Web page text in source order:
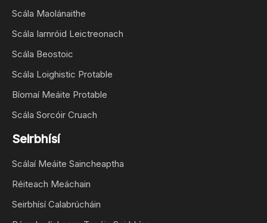
Scála Maolánaithe
Scála Iarnróid Leictreonach
Scála Beostoic
Scála Loighistic Protable
Bíomaí Meáite Protable
Scála Sorcóir Cruach
Seirbhísí
Scálaí Meáite Saincheaptha
Réiteach Meáchain
Seirbhísí Calabrúcháin